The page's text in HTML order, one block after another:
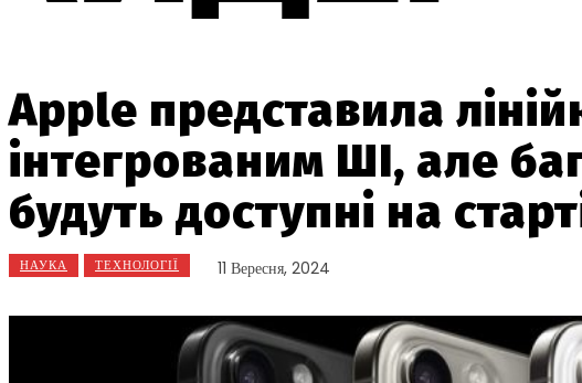
Apple представила
інтегрованим ШІ, але
будуть доступні на
НАУКА ТЕХНОЛОГІЇ 11 Вересня, 2024